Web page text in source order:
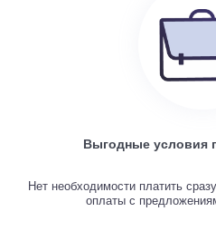
Выгодные условия
Нет необходимости платить
оплаты с